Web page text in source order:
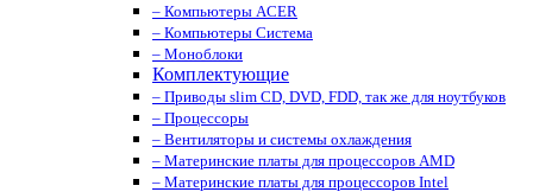
– Компьютеры ACER
– Компьютеры Система
– Моноблоки
Комплектующие
– Приводы slim CD, DVD, FDD, так же для ноутбуков
– Процессоры
– Вентиляторы и системы охлаждения
– Материнские платы для процессоров AMD
– Материнские платы для процессоров Intel